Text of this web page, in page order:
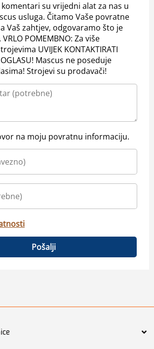
su vrijedni alat za nas u
usluga. Čitamo Vaše povratne
Vaš zahtjev, odgovaramo što je
POMEMBNO: Za više
UVIJEK KONTAKTIRATI
OGLASU! Mascus ne poseduje
Strojevi su prodavači!
na moju povratnu informaciju.
Pošalji